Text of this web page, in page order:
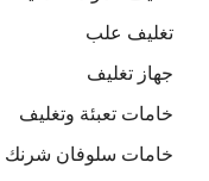
تغليف علب
جهاز تغليف
خامات تعبئة وتغليف
خامات سلوفان شرنك